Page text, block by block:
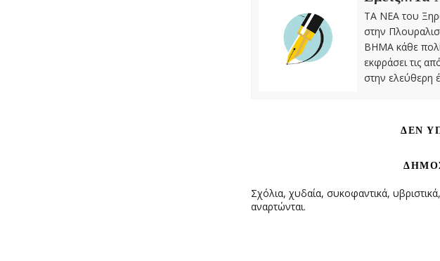
ΤΑ ΝΕΑ του
στην
ΒΗΜΑ κάθε
εκφράσει τις
στην ελεύθερη
ΔΕΝ
Σχόλια, χυδαία, συκοφαντικά,
αναρτώνται.